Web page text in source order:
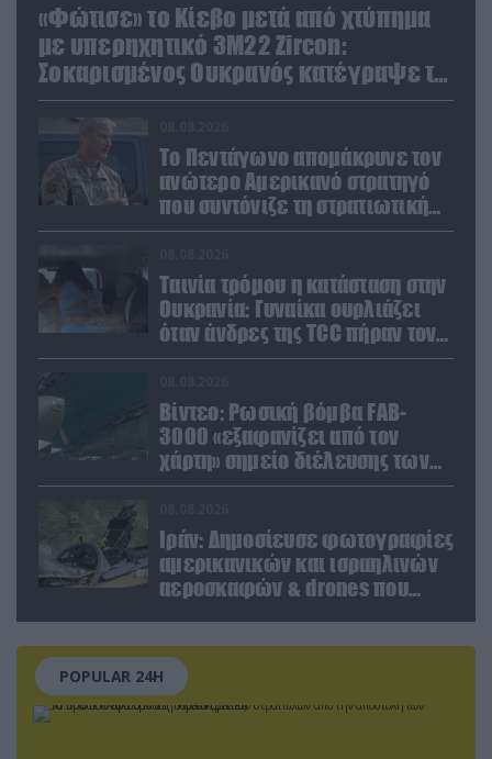
«Φώτισε» το Κίεβο μετά από χτύπημα
με υπερηχητικό 3M22 Zircon:
Σοκαρισμένος Ουκρανός κατέγραψε τη
στιγμή (βίντεο)
Το Πεντάγωνο απομάκρυνε τον
ανώτερο Αμερικανό στρατηγό
που συντόνιζε τη στρατιωτική
βοήθεια προς την Ουκρανία
Ταινία τρόμου η κατάσταση στην
Ουκρανία: Γυναίκα ουρλιάζει
όταν άνδρες της TCC πήραν τον
σύντροφό της (βίντεο)
Βίντεο: Ρωσική βόμβα FAB-
3000 «εξαφανίζει από τον
χάρτη» σημείο διέλευσης των
ουκρανικών δυνάμεων στην
Ιράν: Δημοσίευσε φωτογραφίες
αμερικανικών και ισραηλινών
αεροσκαφών & drones που
POPULAR 24H